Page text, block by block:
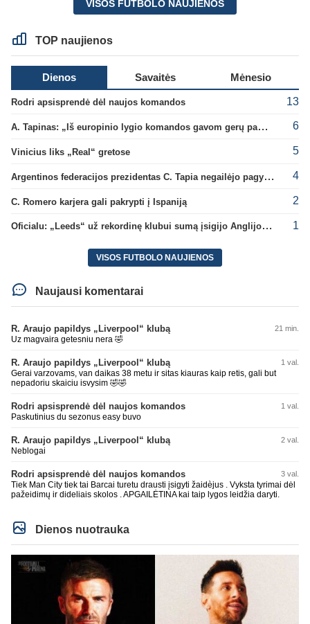
VISOS FUTBOLO NAUJIENOS
TOP naujienos
Dienos Savaitės Mėnesio
Rodri apsisprendė dėl naujos komandos 13
A. Tapinas: „Iš europinio lygio komandos gavom gerų pamokų“ 6
Vinicius liks „Real“ gretose 5
Argentinos federacijos prezidentas C. Tapia negailėjo pagyrų G. Infantino 4
C. Romero karjera gali pakrypti į Ispaniją 2
Oficialu: „Leeds“ už rekordinę klubui sumą įsigijo Anglijos rinktinės vartininką 1
VISOS FUTBOLO NAUJIENOS
Naujausi komentarai
R. Araujo papildys „Liverpool“ klubą 21 min.
Uz magvaira getesniu nera 🤣
R. Araujo papildys „Liverpool“ klubą 1 val.
Gerai varzovams, van daikas 38 metu ir sitas kiauras kaip retis, gali but
nepadoriu skaiciu isvysim 🤣🤣
Rodri apsisprendė dėl naujos komandos 1 val.
Paskutinius du sezonus easy buvo
R. Araujo papildys „Liverpool“ klubą 2 val.
Neblogai
Rodri apsisprendė dėl naujos komandos 3 val.
Tiek Man City tiek tai Barcai turetu drausti įsigyti žaidèjus . Vyksta tyrimai dėl
pažeidimų ir dideliais skolos . APGAILĖTINA kai taip lygos leidžia daryti.
Dienos nuotrauka